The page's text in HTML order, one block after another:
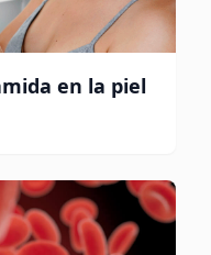
en la piel